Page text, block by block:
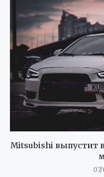
Mitsubishi выпустит